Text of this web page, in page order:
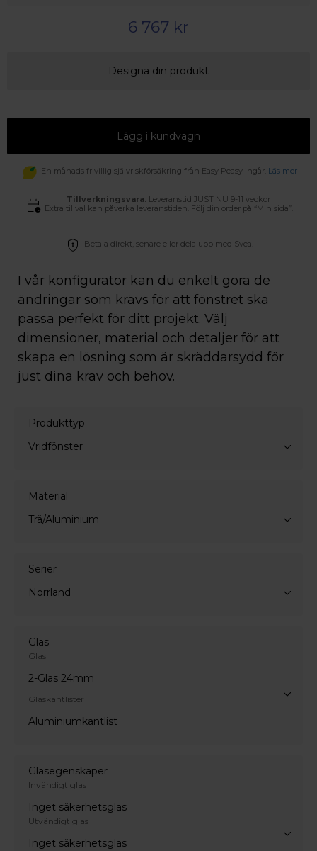
6 767 kr
Designa din produkt
Lägg i kundvagn
En månads frivillig självriskförsäkring från Easy Peasy ingår. Läs mer
Tillverkningsvara. Leveranstid JUST NU 9-11 veckor
Extra tillval kan påverka leveranstiden. Följ din order på “Min sida”.
Betala direkt, senare eller dela upp med Svea.
I vår konfigurator kan du enkelt göra de
ändringar som krävs för att fönstret ska
passa perfekt för ditt projekt. Välj
dimensioner, material och detaljer för att
skapa en lösning som är skräddarsydd för
just dina krav och behov.
Produkttyp
Vridfönster
Material
Trä/Aluminium
Serier
Norrland
Glas
Glas
2-Glas 24mm
Glaskantlister
Aluminiumkantlist
Glasegenskaper
Invändigt glas
Inget säkerhetsglas
Utvändigt glas
Inget säkerhetsglas